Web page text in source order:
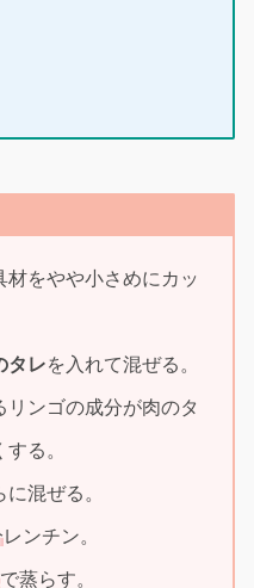
をやや小さめにカッ
タレを入れて混ぜる。
ンゴの成分が肉のタ
る。
混ぜる。
レンチン。
で蒸らす。